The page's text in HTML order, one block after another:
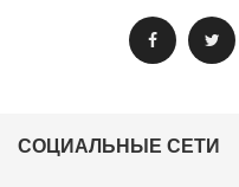
СОЦИАЛЬНЫЕ СЕТИ